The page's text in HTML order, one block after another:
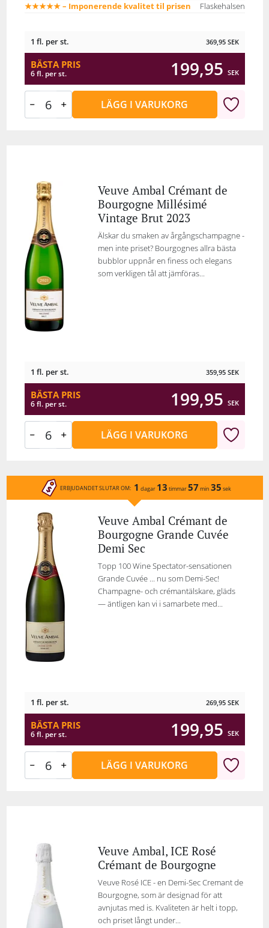
★★★★★ – Imponerende kvalitet til prisen
Flaskehalsen
1 fl. per st. 369,95 SEK
BÄSTA PRIS
6 fl. per st. 199,95 SEK
LÄGG I VARUKORG
Veuve Ambal Crémant de
Bourgogne Millésimé
Vintage Brut 2023
Älskar du smaken av årgångschampagne -
men inte priset? Bourgognes allra bästa
bubblor uppnår en finess och elegans
som verkligen tål att jämföras...
1 fl. per st. 359,95 SEK
BÄSTA PRIS
6 fl. per st. 199,95 SEK
LÄGG I VARUKORG
ERBJUDANDET SLUTAR OM: 1 dagar 13 timmar57 min 35 sek
Veuve Ambal Crémant de
Bourgogne Grande Cuvée
Demi Sec
Topp 100 Wine Spectator-sensationen
Grande Cuvée ... nu som Demi-Sec!
Champagne- och crémantälskare, gläds
— äntligen kan vi i samarbete med...
1 fl. per st. 269,95 SEK
BÄSTA PRIS
6 fl. per st. 199,95 SEK
LÄGG I VARUKORG
Veuve Ambal, ICE Rosé
Crémant de Bourgogne
Veuve Rosé ICE - en Demi-Sec Cremant de
Bourgogne, som är designad för att
avnjutas med is. Kvaliteten är helt i topp,
och priset långt under...